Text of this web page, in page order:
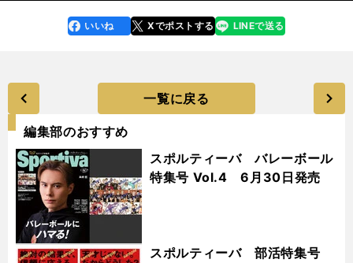
faceboo
k
いいね Xでポストする
line LINEで送る
一覧に戻る
編集部のおすすめ
スポルティーバ バレーボール
特集号 Vol.4 6月30日発売
スポルティーバ 部活特集号